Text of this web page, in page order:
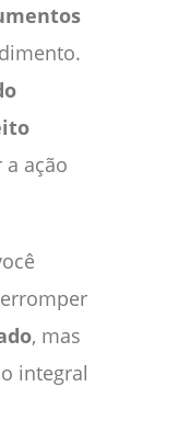
a ação
, mas
integral